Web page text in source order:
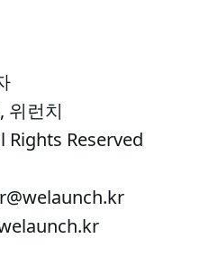
위런치
Rights Reserved